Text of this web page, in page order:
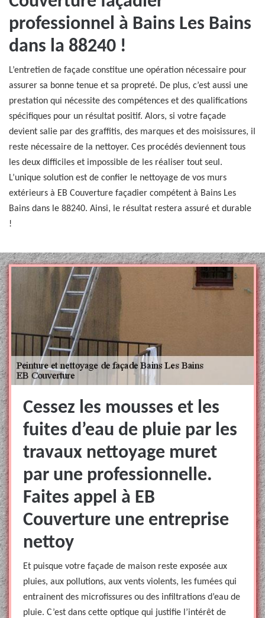
professionnel à Bains Les Bains
dans la 88240 !
L’entretien de façade constitue une opération nécessaire pour
assurer sa bonne tenue et sa propreté. De plus, c’est aussi une
prestation qui nécessite des compétences et des qualifications
spécifiques pour un résultat positif. Alors, si votre façade
devient salie par des graffitis, des marques et des moisissures, il
reste nécessaire de la nettoyer. Ces procédés deviennent tous
les deux difficiles et impossible de les réaliser tout seul.
L’unique solution est de confier le nettoyage de vos murs
extérieurs à EB Couverture façadier compétent à Bains Les
Bains dans le 88240. Ainsi, le résultat restera assuré et durable
!
Cessez les mousses et les
fuites d’eau de pluie par les
travaux nettoyage muret
par une professionnelle.
Faites appel à EB
Couverture une entreprise
nettoy
Et puisque votre façade de maison reste exposée aux
pluies, aux pollutions, aux vents violents, les fumées qui
entrainent des microfissures ou des infiltrations d’eau de
pluie. C’est dans cette optique qui justifie l’intérêt de